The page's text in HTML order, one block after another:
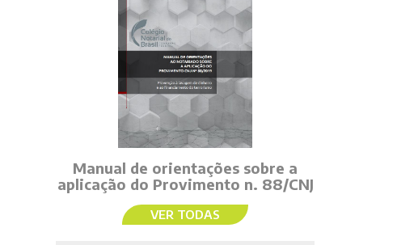
Manual de orientações sobre a
aplicação do Provimento n. 88/CNJ
VER TODAS